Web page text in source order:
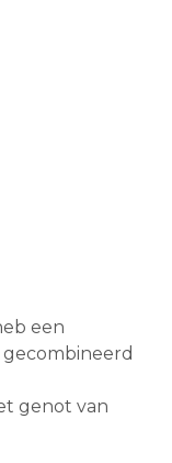
een
genot van